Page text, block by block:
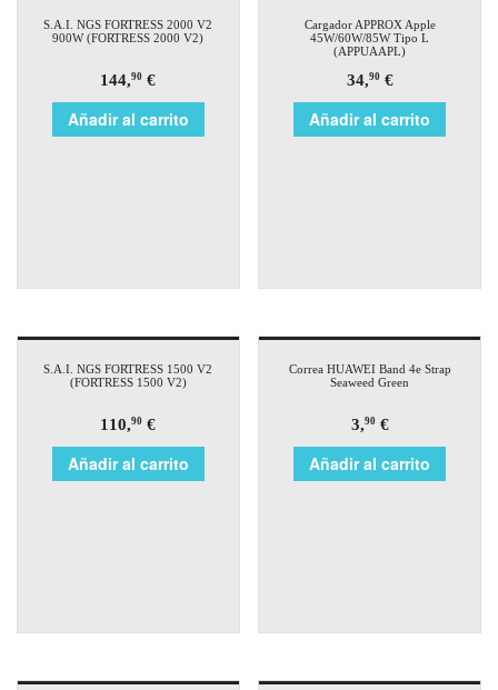
S.A.I. NGS FORTRESS 2000 V2
900W (FORTRESS 2000 V2)
144,90 €
Añadir al carrito
Cargador APPROX Apple
45W/60W/85W Tipo L
(APPUAAPL)
34,90€
Añadir al carrito
S.A.I. NGS FORTRESS 1500 V2
(FORTRESS 1500 V2)
110,90 €
Añadir al carrito
Correa HUAWEI Band 4e Strap
Seaweed Green
3,90€
Añadir al carrito